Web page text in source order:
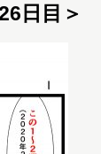
日目＞